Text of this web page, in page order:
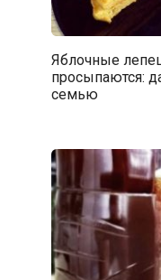
Яблочные
просыпаются:
семью